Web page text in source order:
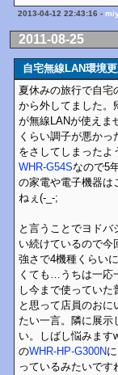
2013-04-12 22:43:16 -
2011-08-25
自宅無線LAN環
夏休みの旅行で自宅
から外してました。
が無線LANが使えま
くらい調子が悪か
をさしてしまったよ
WHR-G54Sなので5
の家電や電子機器は
ねぇ(-_-;
と言うことでヨド
い続けているので
強さで4機種くらい
くても…うちは一応
し今まで使ってい
と思って店員のお
たい一言。隣に展示
い。しばし悩みます
のWHR-HP-G300N
っているみたいです